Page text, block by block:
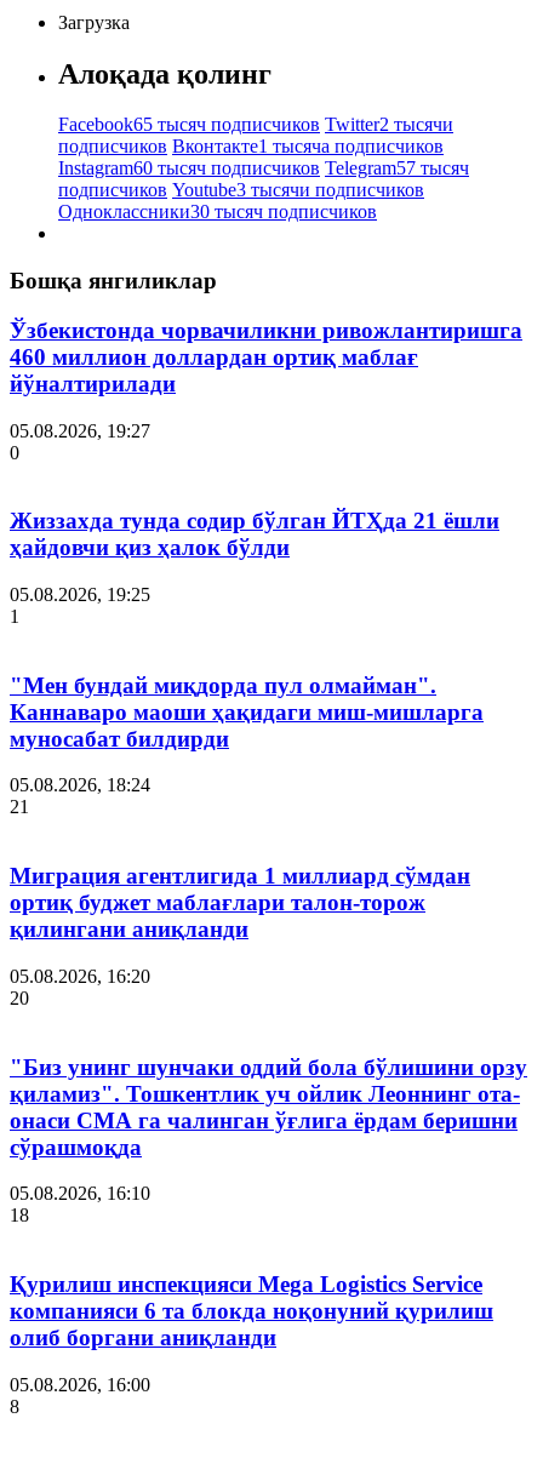
Загрузка
Алоқада қолинг
Facebook65 тысяч подписчиков Twitter2 тысячи
подписчиков Вконтакте1 тысяча подписчиков
Instagram60 тысяч подписчиков Telegram57 тысяч
подписчиков Youtube3 тысячи подписчиков
Одноклассники30 тысяч подписчиков
Бошқа янгиликлар
Ўзбекистонда чорвачиликни ривожлантиришга
460 миллион доллардан ортиқ маблағ
йўналтирилади
05.08.2026, 19:27
0
Жиззахда тунда содир бўлган ЙТҲда 21 ёшли
ҳайдовчи қиз ҳалок бўлди
05.08.2026, 19:25
1
"Мен бундай миқдорда пул олмайман".
Каннаваро маоши ҳақидаги миш-мишларга
муносабат билдирди
05.08.2026, 18:24
21
Миграция агентлигида 1 миллиард сўмдан
ортиқ буджет маблағлари талон-торож
қилингани аниқланди
05.08.2026, 16:20
20
"Биз унинг шунчаки оддий бола бўлишини орзу
қиламиз". Тошкентлик уч ойлик Леоннинг ота-
онаси СМА га чалинган ўғлига ёрдам беришни
сўрашмоқда
05.08.2026, 16:10
18
Қурилиш инспекцияси Мega Logistics Service
компанияси 6 та блокда ноқонуний қурилиш
олиб боргани аниқланди
05.08.2026, 16:00
8